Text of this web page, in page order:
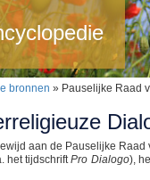
bronnen » Pauselijke Raad
aan de Pauselijke
het tijdschriftPro Dialogo),